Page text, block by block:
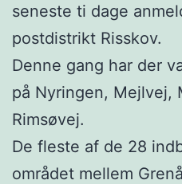
seneste ti dage
postdistrikt Risskov.
Denne gang har der
på Nyringen, Mejlvej,
Rimsøvej.
De fleste af de 28
området mellem